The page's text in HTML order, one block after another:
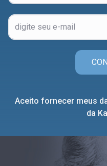
Aceito fornecer meus
da